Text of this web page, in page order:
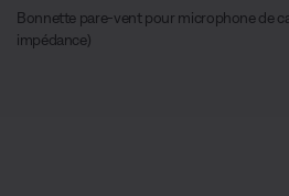
Bonnette pare-vent pour microphone de
impédance)